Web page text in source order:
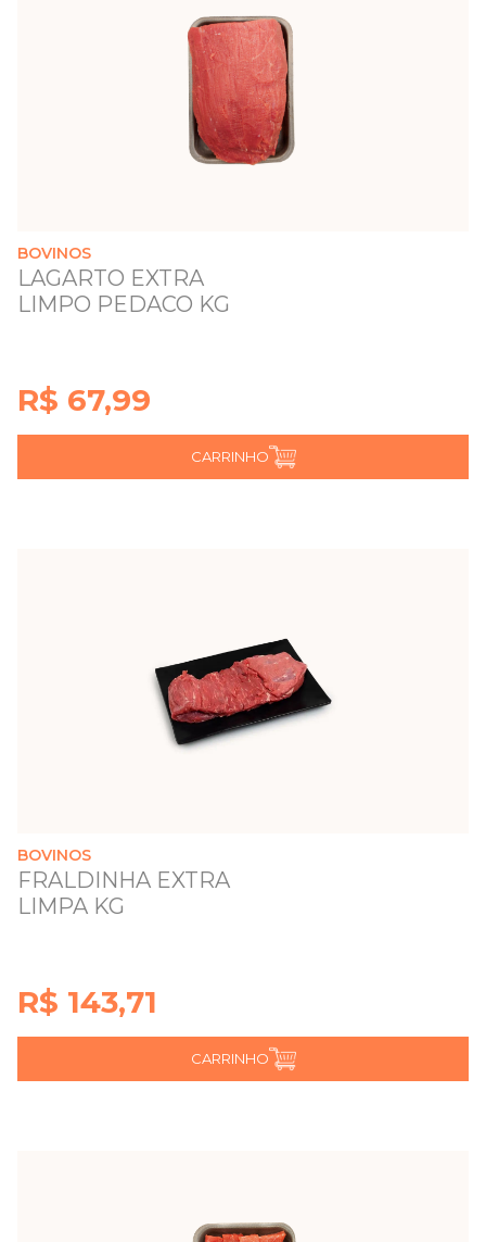
BOVINOS
LAGARTO EXTRA
LIMPO PEDACO KG
R$ 67,99
CARRINHO
BOVINOS
FRALDINHA EXTRA
LIMPA KG
R$ 143,71
CARRINHO